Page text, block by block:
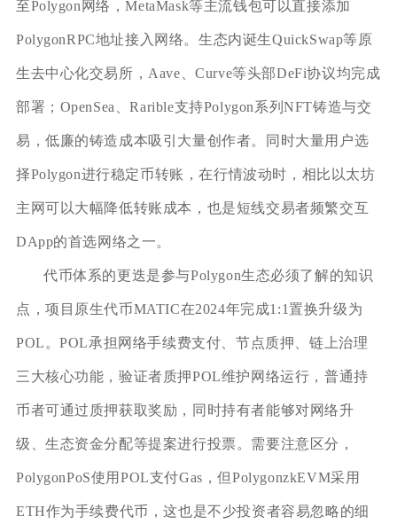
至Polygon网络，MetaMask等主流钱包可以直接添加
PolygonRPC地址接入网络。生态内诞生QuickSwap等原
生去中心化交易所，Aave、Curve等头部DeFi协议均完成
部署；OpenSea、Rarible支持Polygon系列NFT铸造与交
易，低廉的铸造成本吸引大量创作者。同时大量用户选
择Polygon进行稳定币转账，在行情波动时，相比以太坊
主网可以大幅降低转账成本，也是短线交易者频繁交互
DApp的首选网络之一。
代币体系的更迭是参与Polygon生态必须了解的知识
点，项目原生代币MATIC在2024年完成1:1置换升级为
POL。POL承担网络手续费支付、节点质押、链上治理
三大核心功能，验证者质押POL维护网络运行，普通持
币者可通过质押获取奖励，同时持有者能够对网络升
级、生态资金分配等提案进行投票。需要注意区分，
PolygonPoS使用POL支付Gas，但PolygonzkEVM采用
ETH作为手续费代币，这也是不少投资者容易忽略的细